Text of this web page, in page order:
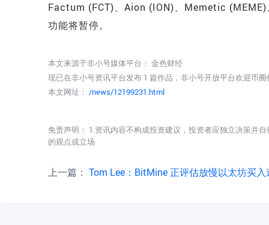
Factum (FCT)、Aion (ION)、Memetic
功能将暂停。
本文来源于非小号媒体平台： 金色财经
现已在非小号资讯平台发布 1 篇作品，非小号开放平台欢迎币
本文网址： /news/12199231.html
免责声明： 1.资讯内容不构成投资建议，投资者应独立决策并
的观点或立场
上一篇： Tom Lee：BitMine 正评估放慢以太坊买入速度，转向股票